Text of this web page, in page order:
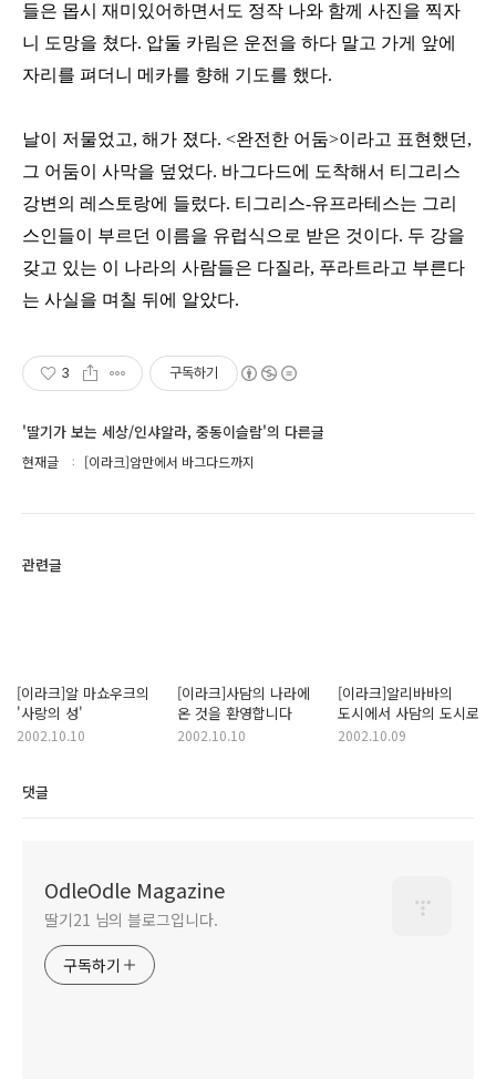
들은 몹시 재미있어하면서도 정작 나와 함께 사진을 찍자
니 도망을 쳤다. 압둘 카림은 운전을 하다 말고 가게 앞에
자리를 펴더니 메카를 향해 기도를 했다.
날이 저물었고, 해가 졌다. <완전한 어둠>이라고 표현했던,
그 어둠이 사막을 덮었다. 바그다드에 도착해서 티그리스
강변의 레스토랑에 들렀다. 티그리스-유프라테스는 그리
스인들이 부르던 이름을 유럽식으로 받은 것이다. 두 강을
갖고 있는 이 나라의 사람들은 다질라, 푸라트라고 부른다
는 사실을 며칠 뒤에 알았다.
3 구독하기
'딸기가 보는 세상/인샤알라, 중동이슬람'의 다른글
현재글 [이라크]암만에서 바그다드까지
관련글
[이라크]알 마쇼우크의
'사랑의 성'
2002.10.10
[이라크]사담의 나라에
온 것을 환영합니다
2002.10.10
[이라크]알리바바의
도시에서 사담의 도시로
2002.10.09
댓글
OdleOdle Magazine
딸기21 님의 블로그입니다.
구독하기